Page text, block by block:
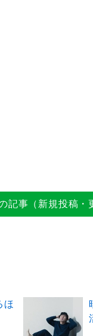
記事（新規投稿・
ほ